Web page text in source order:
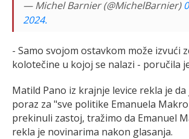
— Michel Barnier (@MichelBarnier)
2024.
- Samo svojom ostavkom može izvući
kolotečine u kojoj se nalazi - poručila
Matild Pano iz krajnje levice rekla je
poraz za "sve politike Emanuela
prekinuli zastoj, tražimo da Emanuel
rekla je novinarima nakon glasanja.